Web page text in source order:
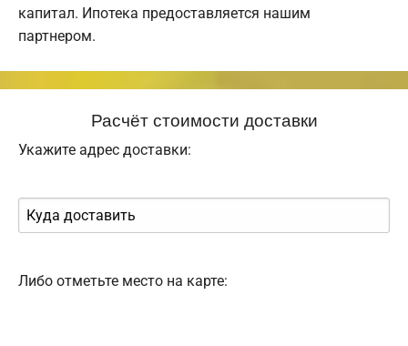
капитал. Ипотека предоставляется нашим
партнером.
Расчёт стоимости доставки
Укажите адрес доставки:
Либо отметьте место на карте: